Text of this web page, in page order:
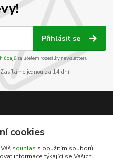
Přihlásit se
údajůza účelem rozesílky newsletteru.
jednou za 14 dní.
cookies
souhlas s použitím souborů
informace týkající se Vašich